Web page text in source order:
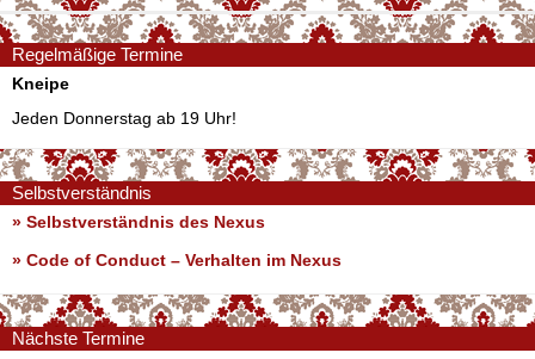
Regelmäßige Termine
Kneipe
Jeden Donnerstag ab 19 Uhr!
Selbstverständnis
» Selbstverständnis des Nexus
» Code of Conduct – Verhalten im Nexus
Nächste Termine